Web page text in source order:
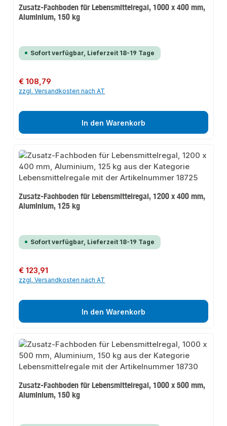
Zusatz-Fachboden für Lebensmittelregal, 1000 x 400 mm,
Aluminium, 150 kg
Sofort verfügbar, Lieferzeit 18-19 Tage
Regulärer Preis:
€ 108,79
zzgl. Versandkosten nach AT
In den Warenkorb
Zusatz-Fachboden für Lebensmittelregal, 1200 x 400 mm,
Aluminium, 125 kg
Sofort verfügbar, Lieferzeit 18-19 Tage
Regulärer Preis:
€ 123,91
zzgl. Versandkosten nach AT
In den Warenkorb
Zusatz-Fachboden für Lebensmittelregal, 1000 x 500 mm,
Aluminium, 150 kg